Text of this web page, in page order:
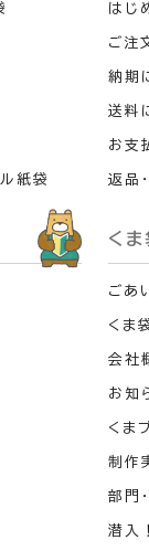
紙袋
はじ
ご注
納期
送料
お支
返品
く
ごあ
くま
会社
お知
くま
制作
部門
潜入